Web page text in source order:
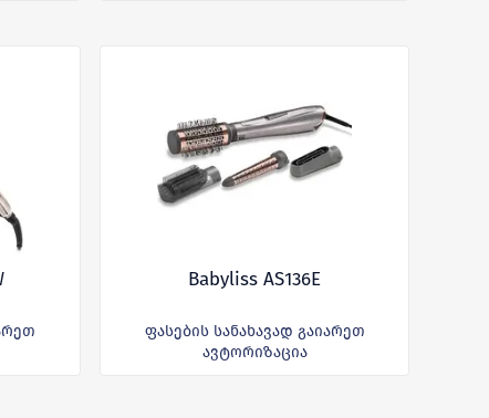
Babyliss AS136E
ფასების სანახავად გაიარეთ
ავტორიზაცია